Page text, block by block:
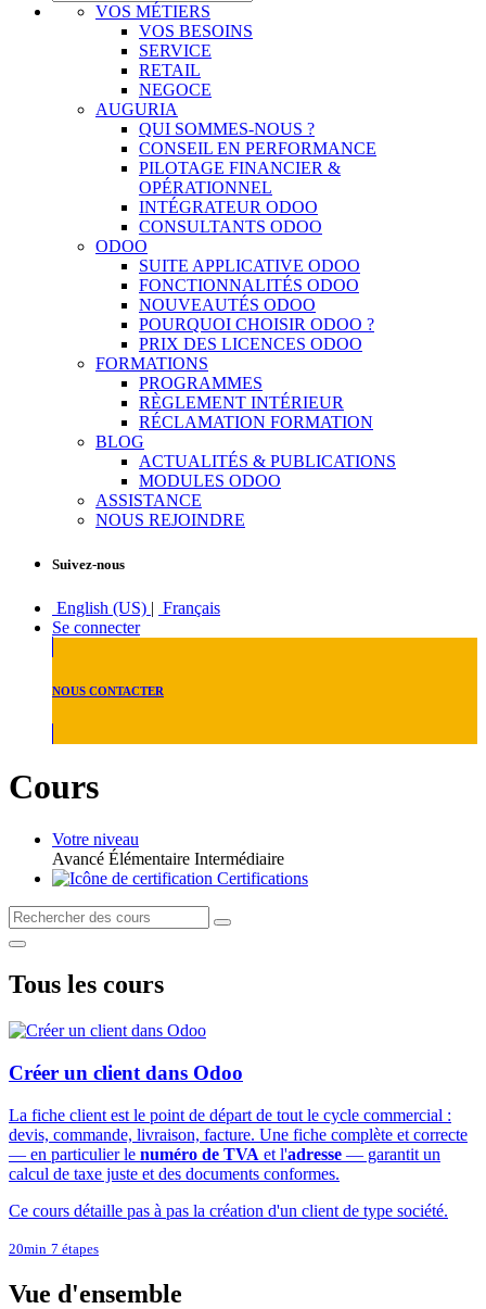
VOS MÉTIERS
VOS BESOINS
SERVICE
RETAIL
NEGOCE
AUGURIA
QUI SOMMES-NOUS ?
CONSEIL EN PERFORMANCE
PILOTAGE FINANCIER &
OPÉRATIONNEL
INTÉGRATEUR ODOO
CONSULTANTS ODOO
ODOO
SUITE APPLICATIVE ODOO
FONCTIONNALITÉS ODOO
NOUVEAUTÉS ODOO
POURQUOI CHOISIR ODOO ?
PRIX DES LICENCES ODOO
FORMATIONS
PROGRAMMES
RÈGLEMENT INTÉRIEUR
RÉCLAMATION FORMATION
BLOG
ACTUALITÉS & PUBLICATIONS
MODULES ODOO
ASSISTANCE
NOUS REJOINDRE
Suivez-nous
English (US) | Français
Se connecter
NOUS CONTACTER
Cours
Votre niveau
Avancé Élémentaire Intermédiaire
Certifications
Tous les cours
Créer un client dans Odoo
La fiche client est le point de départ de tout le cycle commercial :
devis, commande, livraison, facture. Une fiche complète et correcte
— en particulier le numéro de TVA et l'adresse — garantit un
calcul de taxe juste et des documents conformes.
Ce cours détaille pas à pas la création d'un client de type société.
20min 7 étapes
Vue d'ensemble